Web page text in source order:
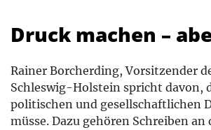
Druck machen –
Rainer Borcherding, Vorsitzender
Schleswig-Holstein spricht davon,
politischen und gesellschaftlichen
müsse. Dazu gehören Schreiben